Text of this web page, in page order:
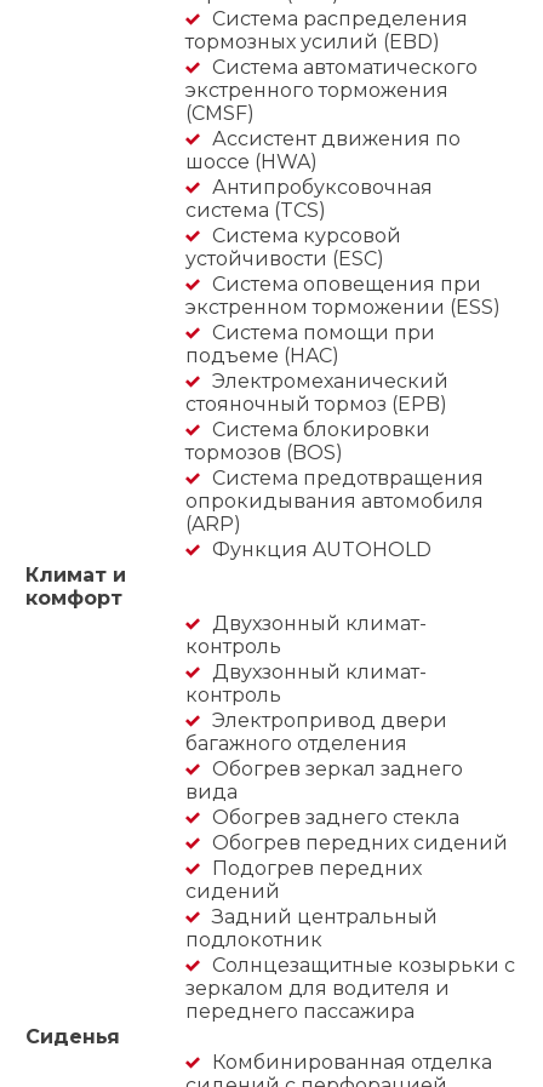
Система распределения
тормозных усилий (EBD)
Система автоматического
экстренного торможения
(CMSF)
Ассистент движения по
шоссе (HWA)
Антипробуксовочная
система (TCS)
Система курсовой
устойчивости (ESC)
Система оповещения при
экстренном торможении (ESS)
Система помощи при
подъеме (HAC)
Электромеханический
стояночный тормоз (EPB)
Система блокировки
тормозов (BOS)
Система предотвращения
опрокидывания автомобиля
(ARP)
Функция AUTOHOLD
Климат и
комфорт
Двухзонный климат-
контроль
Двухзонный климат-
контроль
Электропривод двери
багажного отделения
Обогрев зеркал заднего
вида
Обогрев заднего стекла
Обогрев передних сидений
Подогрев передних
сидений
Задний центральный
подлокотник
Солнцезащитные козырьки с
зеркалом для водителя и
переднего пассажира
Сиденья
Комбинированная отделка